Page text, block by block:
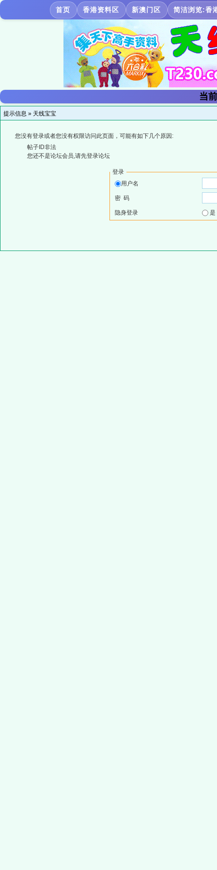
首页 香港资料区 新澳门区 简洁浏览:香
当
提示信息 » 天线宝宝
您没有登录或者您没有权限访问此页面，可能有如下几个原因:
帖子ID非法
您还不是论坛会员,请先登录论坛
登录
用户名
密 码
隐身登录